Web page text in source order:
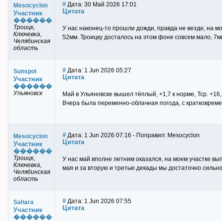
Mesocyclon
Участник
������
Троицк,
Ключевка,
Челябинская
область
# Дата: 30 Май 2026 17:01
Цитата
У нас наконец-то прошли дожди, правда не везде, на
52мм. Троицку досталось на этом фоне совсем мало,
Sunspot
Участник
������
Ульяновск
# Дата: 1 Jun 2026 05:27
Цитата
Май в Ульяновске вышел тёплый, +1,7 к норме, Тср.
Вчера была переменно-облачная погода, с
Mesocyclon
Участник
������
Троицк,
Ключевка,
Челябинская
область
# Дата: 1 Jun 2026 07:16 - Поправил: Mesocyclon
Цитата
У нас май вполне летним оказался, на моем участке
мая и за вторую и третью декады мы достаточно
Sahara
Участник
������
# Дата: 1 Jun 2026 07:55
Цитата